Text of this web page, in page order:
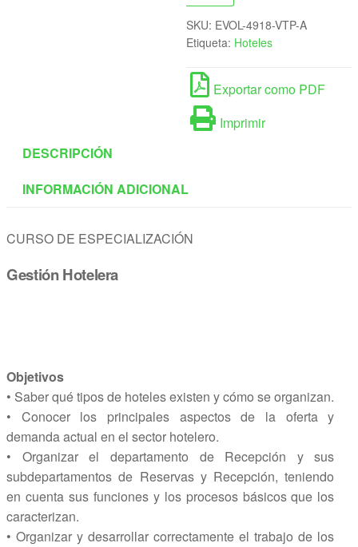
SKU: EVOL-4918-VTP-A
Etiqueta: Hoteles
Exportar como PDF
Imprimir
DESCRIPCIÓN
INFORMACIÓN ADICIONAL
CURSO DE ESPECIALIZACIÓN
Gestión Hotelera
Objetivos
• Saber qué tipos de hoteles existen y cómo se organizan.
• Conocer los principales aspectos de la oferta y
demanda actual en el sector hotelero.
• Organizar el departamento de Recepción y sus
subdepartamentos de Reservas y Recepción, teniendo
en cuenta sus funciones y los procesos básicos que los
caracterizan.
• Organizar y desarrollar correctamente el trabajo de los